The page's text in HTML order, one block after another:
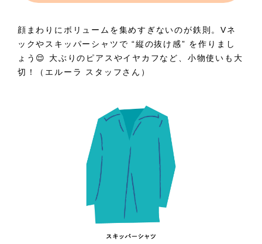
顔まわりにボリュームを集めすぎないのが鉄則。Vネ
ックやスキッパーシャツで “縦の抜け感” を作りまし
ょう😌 大ぶりのピアスやイヤカフなど、小物使いも大
切！（エルーラ スタッフさん）